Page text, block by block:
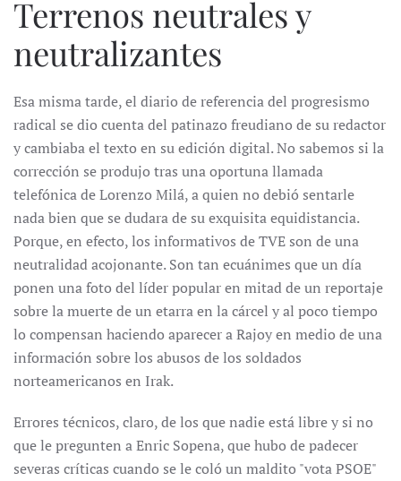
Terrenos neutrales y
neutralizantes
Esa misma tarde, el diario de referencia del progresismo
radical se dio cuenta del patinazo freudiano de su redactor
y cambiaba el texto en su edición digital. No sabemos si la
corrección se produjo tras una oportuna llamada
telefónica de Lorenzo Milá, a quien no debió sentarle
nada bien que se dudara de su exquisita equidistancia.
Porque, en efecto, los informativos de TVE son de una
neutralidad acojonante. Son tan ecuánimes que un día
ponen una foto del líder popular en mitad de un reportaje
sobre la muerte de un etarra en la cárcel y al poco tiempo
lo compensan haciendo aparecer a Rajoy en medio de una
información sobre los abusos de los soldados
norteamericanos en Irak.
Errores técnicos, claro, de los que nadie está libre y si no
que le pregunten a Enric Sopena, que hubo de padecer
severas críticas cuando se le coló un maldito "vota PSOE"